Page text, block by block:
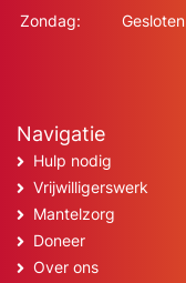
Zondag:
Gesloten
Navigatie
Hulp nodig
Vrijwilligerswerk
Mantelzorg
Doneer
Over ons